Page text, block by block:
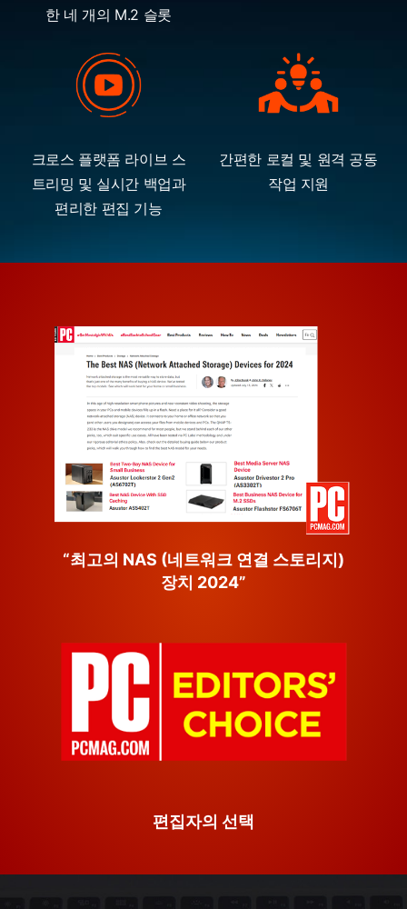
한 네 개의 M.2 슬롯
크로스 플랫폼 라이브 스
트리밍 및 실시간 백업과
편리한 편집 기능
간편한 로컬 및 원격 공동
작업 지원
“최고의 NAS (네트워크 연결 스토리지)
장치 2024”
편집자의 선택